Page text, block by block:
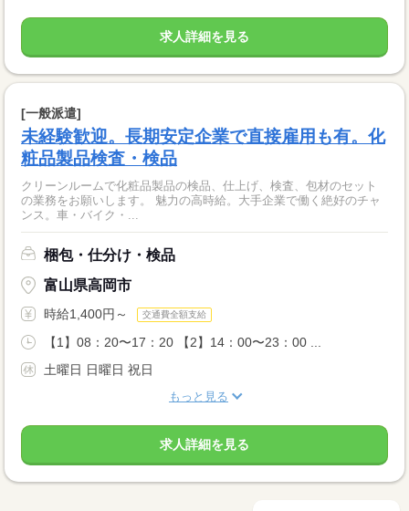
求人詳細を見る
[一般派遣]
未経験歓迎。長期安定企業で直接雇用も有。化
粧品製品検査・検品
クリーンルームで化粧品製品の検品、仕上げ、検査、包材のセット
の業務をお願いします。 魅力の高時給。大手企業で働く絶好のチャ
ンス。車・バイク・...
梱包・仕分け・検品
富山県高岡市
時給1,400円～ 交通費全額支給
【1】08：20〜17：20 【2】14：00〜23：00 ...
土曜日 日曜日 祝日
もっと見る
求人詳細を見る